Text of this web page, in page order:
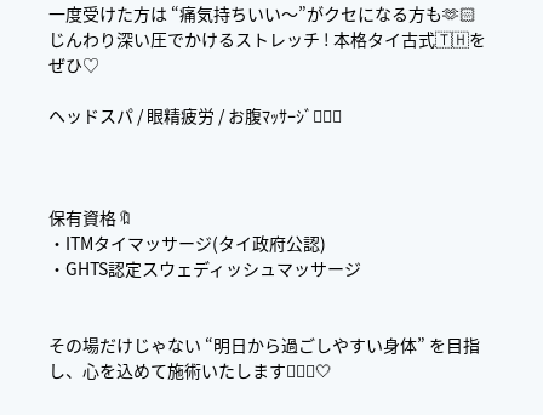
一度受けた方は “痛気持ちいい〜”がクセになる方も🫶🏻
じんわり深い圧でかけるストレッチ ! 本格タイ古式🇹🇭を
ぜひ♡
ヘッドスパ / 眼精疲労 / お腹ﾏｯｻｰｼﾞ👌🏻💗
保有資格🔖
・ITMタイマッサージ(タイ政府公認)
・GHTS認定スウェディッシュマッサージ
その場だけじゃない “明日から過ごしやすい身体” を目指
し、心を込めて施術いたします👩🏻‍⚕️🤍